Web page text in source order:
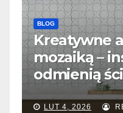
BLOG
Kreatywne
mozaiką –
odmienią
LUT 4, 2026